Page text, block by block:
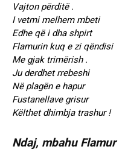
Vajton përditë .
I vetmi melhem mbeti
Edhe që i dha shpirt
Flamurin kuq e zi qëndisi
Me gjak trimërish .
Ju derdhet rrebeshi
Në plagën e hapur
Fustanellave grisur
Këlthet dhimbja trashur !
Ndaj, mbahu Flamur